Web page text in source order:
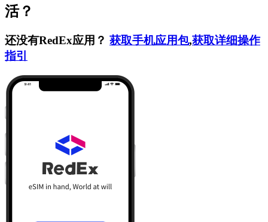
活？
还没有RedEx应用？ 获取手机应用包,获取详细操作
指引